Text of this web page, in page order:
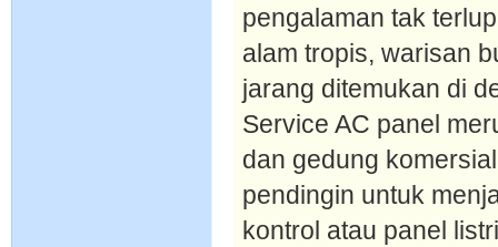
pengalaman tak
alam tropis, warisan
jarang ditemukan di
Service AC panel
dan gedung
pendingin untuk
kontrol atau panel